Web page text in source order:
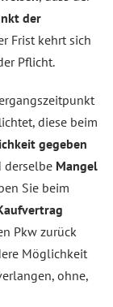
der
Frist kehrt sich
Pflicht.
diese beim
gegeben
derselbe Mangel
Sie beim
Pkw zurück
Möglichkeit
ohne,